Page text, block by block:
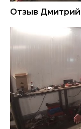
Отзыв Дмитрий